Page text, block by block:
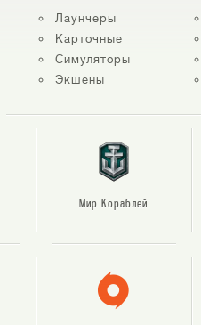
Лаунчеры
Карточные
Симуляторы
Экшены
Мир Кораблей